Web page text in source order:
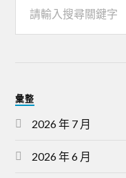
彙整
2026 年 7 月
2026 年 6 月